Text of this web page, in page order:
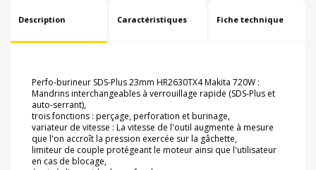
Description Caractéristiques Fiche technique
Perfo-burineur SDS-Plus 23mm HR2630TX4 Makita 720W :
Mandrins interchangeables à verrouillage rapide (SDS-Plus et
auto-serrant),
trois fonctions : perçage, perforation et burinage,
variateur de vitesse : La vitesse de l'outil augmente à mesure
que l'on accroît la pression exercée sur la gâchette,
limiteur de couple protégeant le moteur ainsi que l'utilisateur
en cas de blocage,